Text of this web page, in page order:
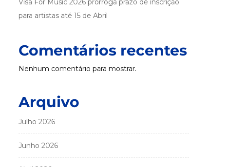
Visa For Music 2026 prorroga prazo de inscrição
para artistas até 15 de Abril
Comentários recentes
Nenhum comentário para mostrar.
Arquivo
Julho 2026
Junho 2026